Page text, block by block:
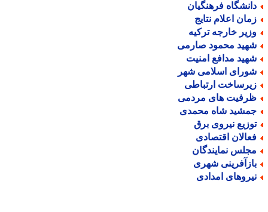
فرهنگیان
اعلام نتایج
خارجه ترکیه
محمود صارمی
مدافع امنیت
اسلامی شهر
ارتباطی
های مردمی
شاه محمدی
نیروی برق
اقتصادی
نمایندگان
شهری
امدادی